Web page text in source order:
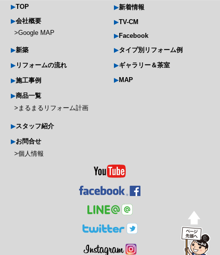
TOP
会社概要
Google MAP
新築
リフォームの流れ
施工事例
商品一覧
まるまるリフォーム計画
スタッフ紹介
お問合せ
個人情報
新着情報
TV-CM
Facebook
タイプ別リフォーム例
ギャラリー＆茶室
MAP